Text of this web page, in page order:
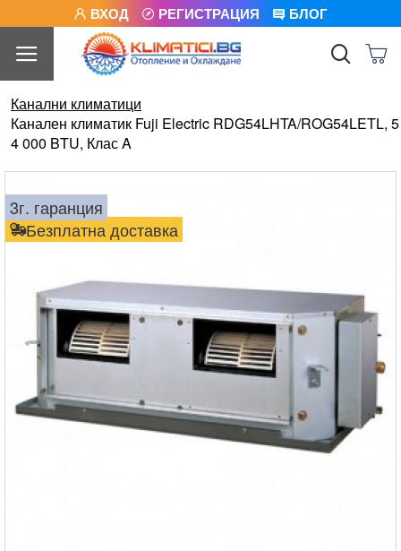
ВХОД РЕГИСТРАЦИЯ БЛОГ
Канални климатици
Канален климатик Fuji Electric RDG54LHTA/ROG54LETL, 5
4 000 BTU, Клас A
Безплатна доставка
3г. гаранция